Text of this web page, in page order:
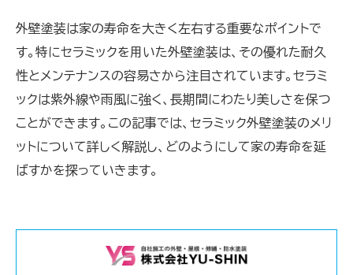
外壁塗装は家の寿命を大きく左右する重要なポイントで
す。特にセラミックを用いた外壁塗装は、その優れた耐久
性とメンテナンスの容易さから注目されています。セラミ
ックは紫外線や雨風に強く、長期間にわたり美しさを保つ
ことができます。この記事では、セラミック外壁塗装のメリ
ットについて詳しく解説し、どのようにして家の寿命を延
ばすかを探っていきます。